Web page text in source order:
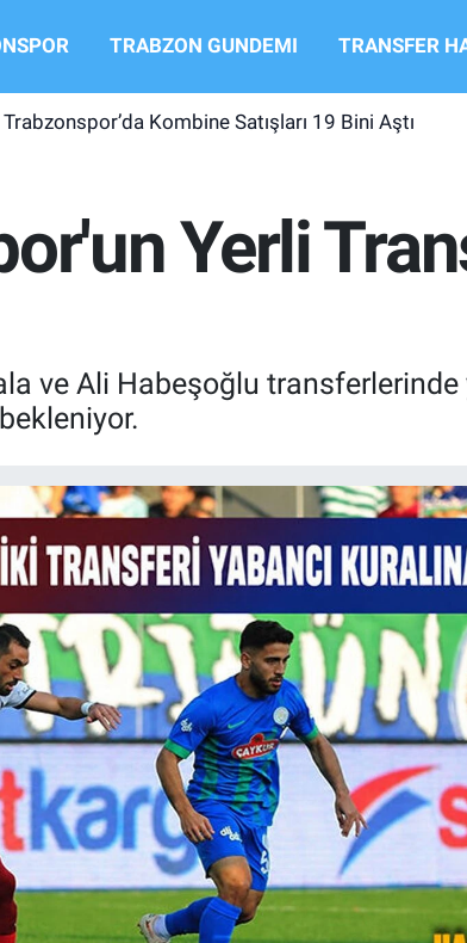
TRABZON GUNDEMI TRANSFER
Trabzonspor’da Kombine Satışları 19 Bini Aştı
Yerli
ve Ali Habeşoğlu transferlerinde